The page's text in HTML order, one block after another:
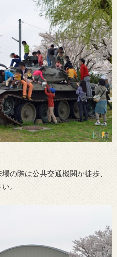
の際は公共交通機関か徒歩、
。